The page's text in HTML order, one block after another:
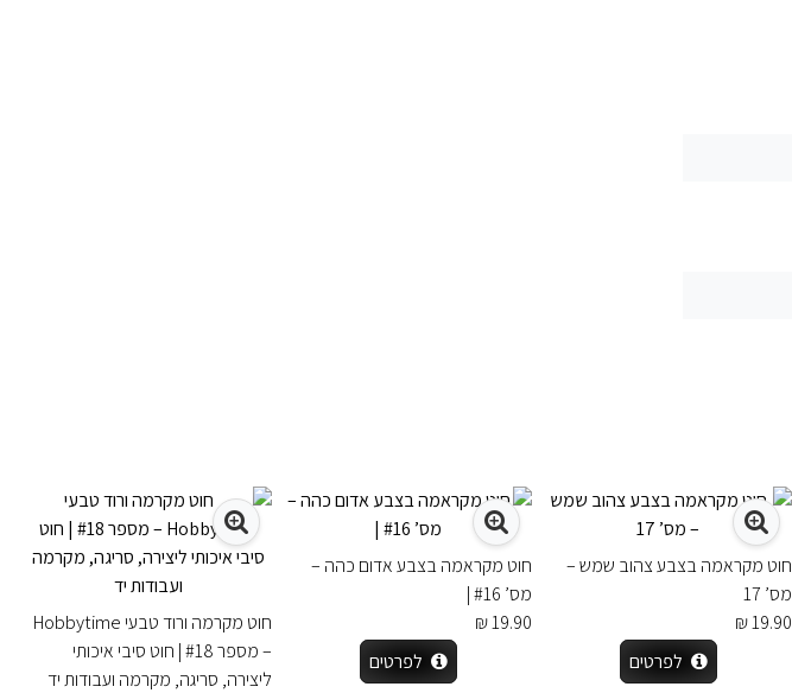
חוט מקראמה בצבע צהוב שמש –
מס’ 17
19.90 ₪
לפרטים
חוט מקראמה בצבע אדום כהה –
מס’ #16 |
19.90 ₪
לפרטים
חוט מקרמה ורוד טבעי Hobbytime
– מספר #18 | חוט סיבי איכותי
ליצירה, סריגה, מקרמה ועבודות יד